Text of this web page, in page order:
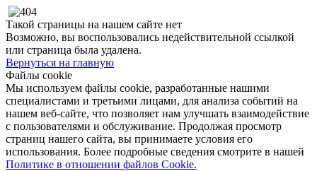
Такой страницы на нашем сайте нет
Возможно, вы воспользовались недействительной ссылкой
или страница была удалена.
Вернуться на главную
Файлы cookie
Мы используем файлы cookie, разработанные нашими
специалистами и третьими лицами, для анализа событий на
нашем веб-сайте, что позволяет нам улучшать взаимодействие
с пользователями и обслуживание. Продолжая просмотр
страниц нашего сайта, вы принимаете условия его
использования. Более подробные сведения смотрите в нашей
Политике в отношении файлов Cookie.